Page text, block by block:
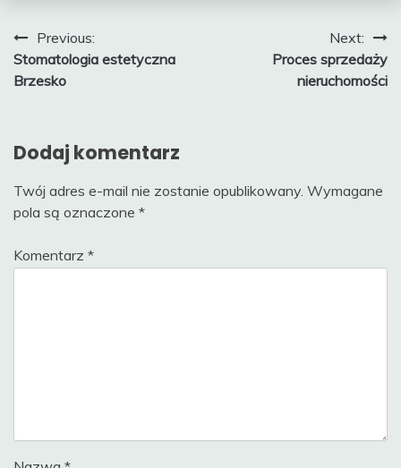
Nawigacja
wpisu
Previous:
Stomatologia estetyczna
Brzesko
Next:
Proces sprzedaży
nieruchomości
Dodaj komentarz
Twój adres e-mail nie zostanie opublikowany. Wymagane
pola są oznaczone *
Komentarz *